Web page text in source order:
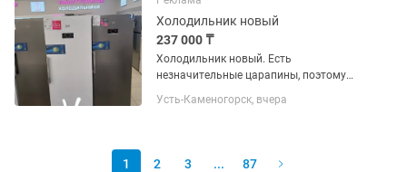
Холодильник новый
237 000 ₸
Холодильник новый. Есть
незначительные царапины, поэтому
Усть-Каменогорск, вчера
1 2 3 ... 87